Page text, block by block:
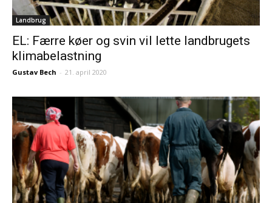
Landbrug
EL: Færre køer og svin vil lette landbrugets
klimabelastning
Gustav Bech - 21. april 2020